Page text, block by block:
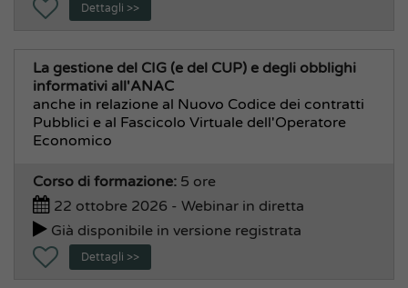
Dettagli >>
La gestione del CIG (e del CUP) e degli obblighi
informativi all'ANAC
anche in relazione al Nuovo Codice dei contratti
Pubblici e al Fascicolo Virtuale dell'Operatore
Economico
Corso di formazione: 5 ore
22 ottobre 2026 - Webinar in diretta
Già disponibile in versione registrata
Dettagli >>